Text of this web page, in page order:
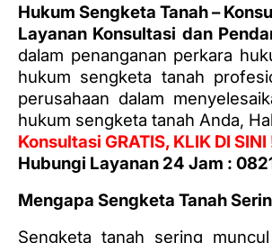
Hukum Sengketa Tanah –
Layanan Konsultasi dan
dalam penanganan perkara
hukum sengketa tanah
perusahaan dalam
hukum sengketa tanah Anda,
Konsultasi GRATIS, KLIK DI SINI
Hubungi Layanan 24 Jam :
Mengapa Sengketa Tanah
Sengketa tanah sering